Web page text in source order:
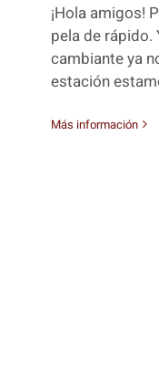
¡Hola amigos!
pela de
cambiante ya
estación
Más información